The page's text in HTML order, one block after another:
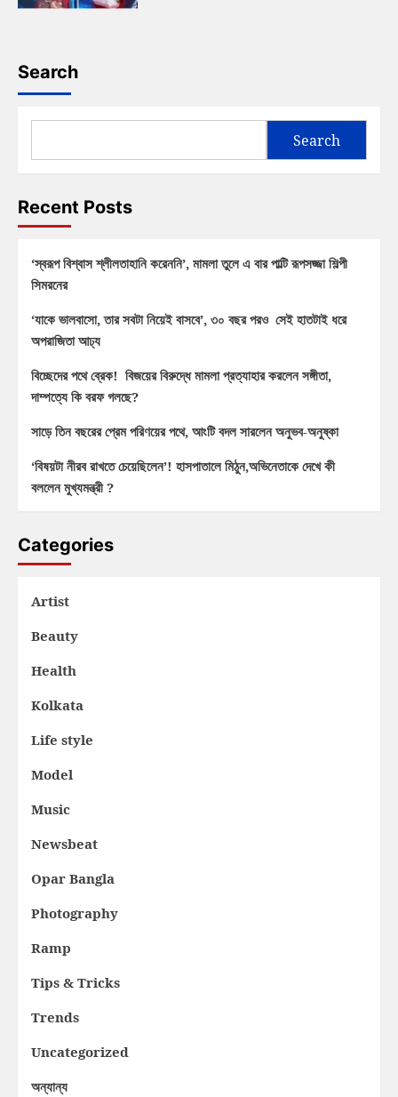
Search
Search
Recent Posts
‘স্বরূপ বিশ্বাস শ্লীলতাহানি করেননি’, মামলা তুলে এ বার পাল্টি রূপসজ্জা শিল্পী
সিমরনের
‘যাকে ভালবাসো, তার সবটা নিয়েই বাসবে’, ৩০ বছর পরও সেই হাতটাই ধরে
অপরাজিতা আঢ্য
বিচ্ছেদের পথে ব্রেক! বিজয়ের বিরুদ্ধে মামলা প্রত্যাহার করলেন সঙ্গীতা,
দাম্পত্যে কি বরফ গলছে?
সাড়ে তিন বছরের প্রেম পরিণয়ের পথে, আংটি বদল সারলেন অনুভব-অনুষ্কা
‘বিষয়টা নীরব রাখতে চেয়েছিলেন’! হাসপাতালে মিঠুন,অভিনেতাকে দেখে কী
বললেন মুখ্যমন্ত্রী ?
Categories
Artist
Beauty
Health
Kolkata
Life style
Model
Music
Newsbeat
Opar Bangla
Photography
Ramp
Tips & Tricks
Trends
Uncategorized
অন্যান্য